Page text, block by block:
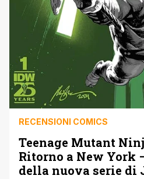
RECENSIONI COMICS
Teenage Mutant
Ritorno a New York
della nuova serie di